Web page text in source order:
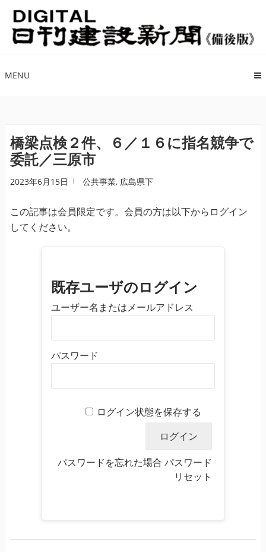
ナ
ビ
ゲ
シ
ス
キ
ッ
プ
コ
ン
テ
ツ
ッ
プ
MENU
橋梁点検２件、６／１６に指名競争で
委託／三原市
2023年6月15日 公共事業, 広島県下
この記事は会員限定です。会員の方は以下からログイン
してください。
既存ユーザのログイン
ユーザー名またはメールアドレス
パスワード
ログイン状態を保存する
パスワードを忘れた場合 パスワード
リセット